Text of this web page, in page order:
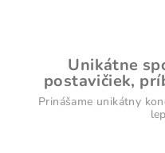
Unikátne
postavičiek,
Prinášame unikátny